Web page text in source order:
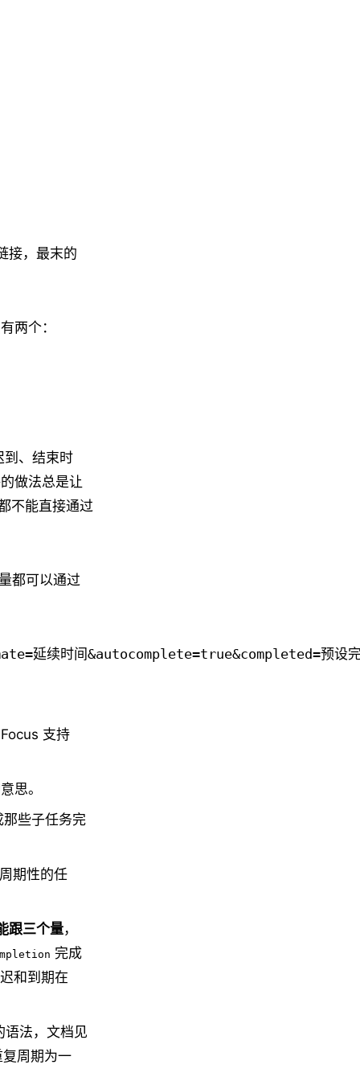
接，最末的
两个：
到、结束时
做法总是让
不能直接通过
都可以通过
续时间&autocomplete=true&completed=预设
支持
思。
些子任务完
期性的任
跟三个量，
完成
和到期在
语法，文档见
复周期为一